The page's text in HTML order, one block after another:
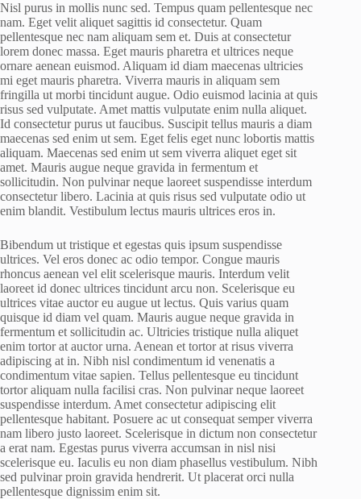
Nisl purus in mollis nunc sed. Tempus quam pellentesque nec
nam. Eget velit aliquet sagittis id consectetur. Quam
pellentesque nec nam aliquam sem et. Duis at consectetur
lorem donec massa. Eget mauris pharetra et ultrices neque
ornare aenean euismod. Aliquam id diam maecenas ultricies
mi eget mauris pharetra. Viverra mauris in aliquam sem
fringilla ut morbi tincidunt augue. Odio euismod lacinia at quis
risus sed vulputate. Amet mattis vulputate enim nulla aliquet.
Id consectetur purus ut faucibus. Suscipit tellus mauris a diam
maecenas sed enim ut sem. Eget felis eget nunc lobortis mattis
aliquam. Maecenas sed enim ut sem viverra aliquet eget sit
amet. Mauris augue neque gravida in fermentum et
sollicitudin. Non pulvinar neque laoreet suspendisse interdum
consectetur libero. Lacinia at quis risus sed vulputate odio ut
enim blandit. Vestibulum lectus mauris ultrices eros in.
Bibendum ut tristique et egestas quis ipsum suspendisse
ultrices. Vel eros donec ac odio tempor. Congue mauris
rhoncus aenean vel elit scelerisque mauris. Interdum velit
laoreet id donec ultrices tincidunt arcu non. Scelerisque eu
ultrices vitae auctor eu augue ut lectus. Quis varius quam
quisque id diam vel quam. Mauris augue neque gravida in
fermentum et sollicitudin ac. Ultricies tristique nulla aliquet
enim tortor at auctor urna. Aenean et tortor at risus viverra
adipiscing at in. Nibh nisl condimentum id venenatis a
condimentum vitae sapien. Tellus pellentesque eu tincidunt
tortor aliquam nulla facilisi cras. Non pulvinar neque laoreet
suspendisse interdum. Amet consectetur adipiscing elit
pellentesque habitant. Posuere ac ut consequat semper viverra
nam libero justo laoreet. Scelerisque in dictum non consectetur
a erat nam. Egestas purus viverra accumsan in nisl nisi
scelerisque eu. Iaculis eu non diam phasellus vestibulum. Nibh
sed pulvinar proin gravida hendrerit. Ut placerat orci nulla
pellentesque dignissim enim sit.